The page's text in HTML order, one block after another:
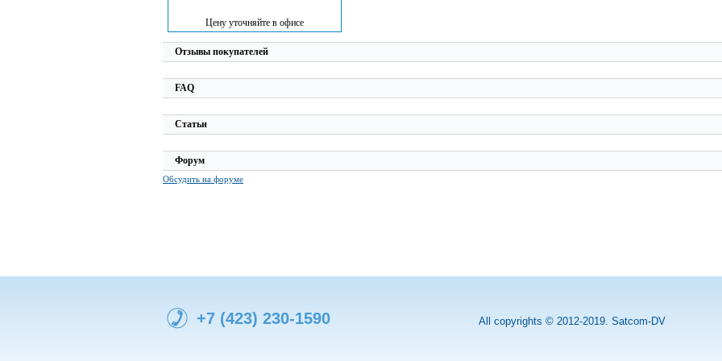
Цену уточняйте в офисе
Отзывы покупателей
FAQ
Статьи
Форум
Обсудить на форуме
+7 (423) 230-1590 All copyrights © 2012-2019. Satcom-DV